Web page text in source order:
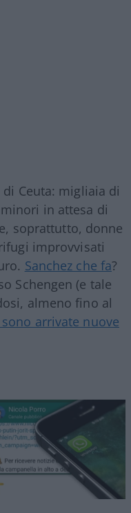
di Ceuta: migliaia di
in attesa di
soprattutto, donne
improvvisati
Sanchez che fa?
Schengen (e tale
almeno fino al
arrivate nuove